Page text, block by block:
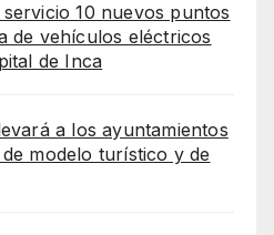
10 nuevos puntos
de vehículos eléctricos
de Inca
a los ayuntamientos
modelo turístico y de